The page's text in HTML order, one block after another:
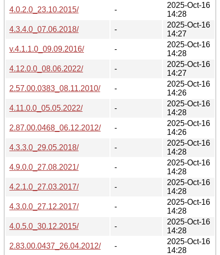
4.0.2.0_23.10.2015/
-
2025-Oct-16
14:28
4.3.4.0_07.06.2018/
-
2025-Oct-16
14:27
v.4.1.1.0_09.09.2016/
-
2025-Oct-16
14:28
4.12.0.0_08.06.2022/
-
2025-Oct-16
14:27
2.57.00.0383_08.11.2010/
-
2025-Oct-16
14:26
4.11.0.0_05.05.2022/
-
2025-Oct-16
14:28
2.87.00.0468_06.12.2012/
-
2025-Oct-16
14:26
4.3.3.0_29.05.2018/
-
2025-Oct-16
14:28
4.9.0.0_27.08.2021/
-
2025-Oct-16
14:28
4.2.1.0_27.03.2017/
-
2025-Oct-16
14:28
4.3.0.0_27.12.2017/
-
2025-Oct-16
14:28
4.0.5.0_30.12.2015/
-
2025-Oct-16
14:28
2.83.00.0437_26.04.2012/
-
2025-Oct-16
14:28